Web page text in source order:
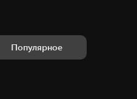
Популярное